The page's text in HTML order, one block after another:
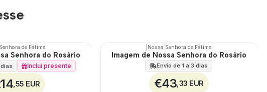
de Fátima
Senhora do Rosário
Incluí presente
,55 EUR
Nossa Senhora de Fátima
Imagem de Nossa Senhora do Rosário
Envio de 1 a 3 dias
€43 ,33 EUR